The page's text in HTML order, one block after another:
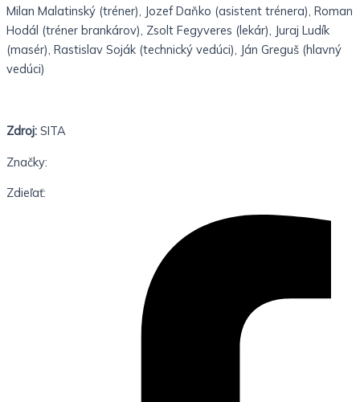
Milan Malatinský (tréner), Jozef Daňko (asistent trénera), Roman
Hodál (tréner brankárov), Zsolt Fegyveres (lekár), Juraj Ludík
(masér), Rastislav Soják (technický vedúci), Ján Greguš (hlavný
vedúci)
Zdroj: SITA
Značky:
Zdieľať: